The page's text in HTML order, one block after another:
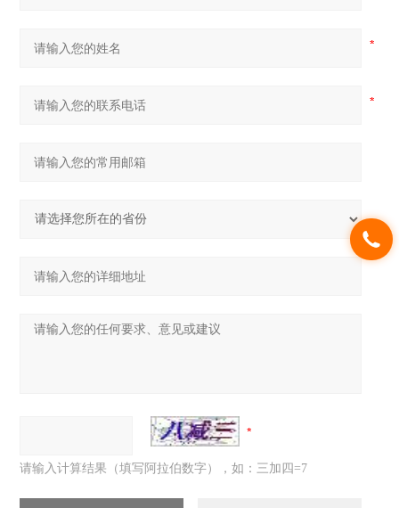
请输入计算结果（填写阿拉伯数字），如：三加四=7